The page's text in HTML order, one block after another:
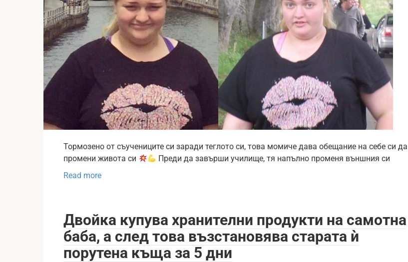
Тормозено от съучениците си заради теглото си, това момиче дава обещание на себе си да
промени живота си
Преди да завърши училище, тя напълно променя външния си
Read more
Двойка купува хранителни продукти на самотна
баба, а след това възстановява старата ѝ
порутена къща за 5 дни